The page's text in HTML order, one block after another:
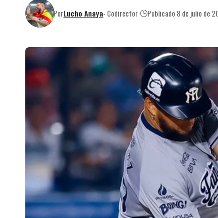
PorLucho Anaya- Codirector Publicado 8 de julio de